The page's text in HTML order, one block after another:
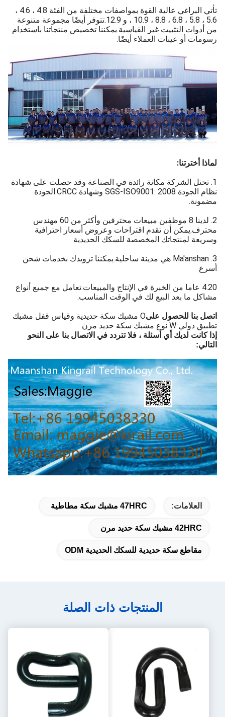
تأتي البراغي عالية القوة بمواصفات مختلفة من الفئة 4.8 ، 4.6 ،
5.6 ، 5.8 ، 6.8 ، 8.8 ، 10.9 ، و 12.9.تتوفر أيضًا مجموعة متنوعة
من أدوات التثبيت غير القياسية.يمكننا تخصيص منتجاتنا باستخدام
رسومات أو عينات العملاء أيضًا.
لماذا أخترتنا:
1. تحتل الشركة مكانة رائدة في الصناعة وقد حصلت على شهادة
نظام الجودة SGS-ISO9001: 2008 وشهادة CRCC.الجودة
مضمونة.
2. لدينا 8 موظفين مبيعات محترفين وأكثر من 60 مهندس
محترف.يمكن أن تقدم اقتراحات وعروض أسعار احترافية
وسريعة لمنتجاتك المخصصة للسكك الحديدية
3. Ma′anshan هي مدينة ساحلية.يمكننا تزويدك بخدمات شحن
أسرع
4.20 عاما من الخبرة في الإنتاج والمبيعات.تعامل مع جميع أنواع
مشاكل ما بعد البيع لك في الوقت المناسب.
اتصل بنا للحصول على
O مشبك سكة حديدية وقياس قفل مشبك
تطبيق دولي W نوع مشبك سكة حديد مرن
إذا كانت لديك أي أسئلة ، فلا تتردد في الاتصال بنا على النحو
التالي:
العلامات: 47HRC مشبك سكة مطاطية
42HRC مشبك سكة حديد مرن
مقاطع سكة ​​حديدية للسكك الحديدية ODM
المنتجات ذات الصلة